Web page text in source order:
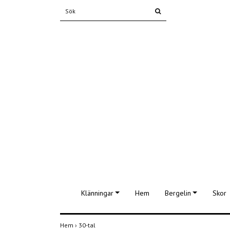
Klänningar Hem Bergelin Skor
Hem › 30-tal